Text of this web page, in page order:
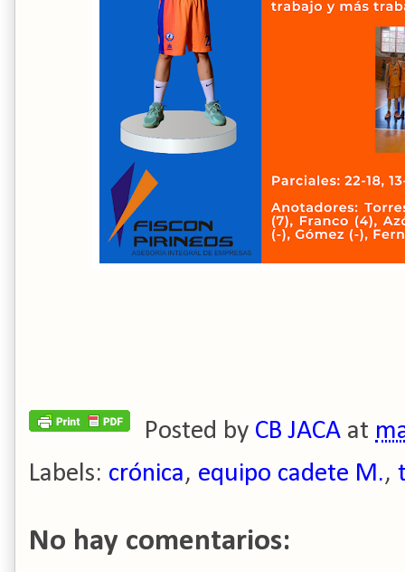
Posted by CB JACA at
Labels: crónica, equipo cadete M.,
No hay comentarios: